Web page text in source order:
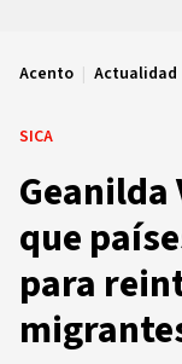
Acento | Actualidad
SICA
Geanilda
que
para